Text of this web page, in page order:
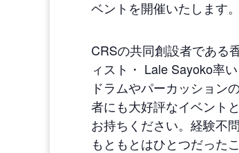
ベントを開催いたします。
CRSの共同創設者である
ィスト・ Lale Sayoko率
ドラムやパーカッション
者にも大好評なイベント
お持ちください。経験不
もともとはひとつだった